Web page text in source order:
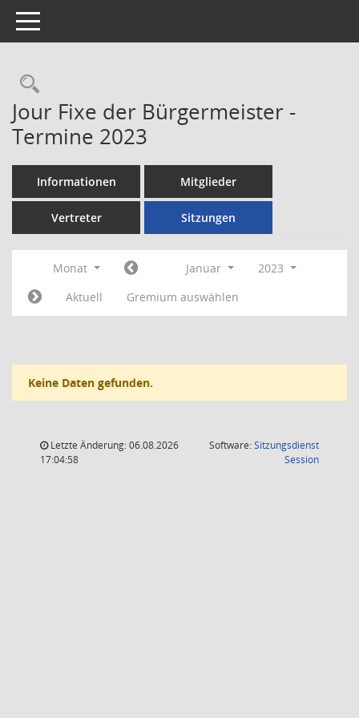
Toggle navigation
Rechercheauswahl
Jour Fixe der Bürgermeister -
Termine 2023
Informationen Mitglieder
Vertreter Sitzungen
Monat Januar
2023
Aktuell
Gremium auswählen
Keine Daten gefunden.
Letzte Änderung: 06.08.2026
17:04:58
Software:Sitzungsdienst
Session(Wird in